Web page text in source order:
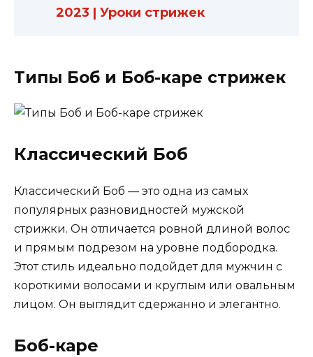
2023 | Уроки стрижек
Типы Боб и Боб-каре стрижек
Классический Боб
Классический Боб — это одна из самых
популярных разновидностей мужской
стрижки. Он отличается ровной длиной волос
и прямым подрезом на уровне подбородка.
Этот стиль идеально подойдет для мужчин с
короткими волосами и круглым или овальным
лицом. Он выглядит сдержанно и элегантно.
Боб-каре